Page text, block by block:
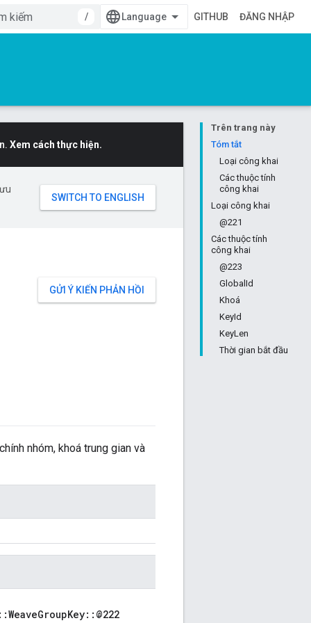
/ GITHUB ĐĂNG NHẬP
Trên trang này
Tóm tắt
Loại công khai
Các thuộc tính
công khai
Loại công khai
@221
Các thuộc tính
công khai
@223
GlobalId
Khoá
KeyId
KeyLen
Thời gian bắt đầu
Xem cách thực hiện.
GỬI Ý KIẾN PHẢN HỒI
nhóm, khoá trung gian và